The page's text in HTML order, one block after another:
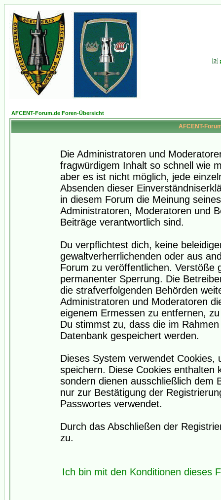
AFCENT-Forum.de Foren-Übersicht
AFCENT-
Die Administratoren und
fragwürdigem Inhalt so schnell wie
aber es ist nicht möglich, jede
Absenden dieser
in diesem Forum die Meinung
Administratoren, Moderatoren und
Beiträge verantwortlich sind.
Du verpflichtest dich, keine
gewaltverherrlichenden oder aus
Forum zu veröffentlichen. Verstöße
permanenter Sperrung. Die
die strafverfolgenden Behörden
Administratoren und Moderatoren
eigenem Ermessen zu entfernen,
Du stimmst zu, dass die im
Datenbank gespeichert werden.
Dieses System verwendet
speichern. Diese Cookies enthalten
sondern dienen ausschließlich dem
nur zur Bestätigung der
Passwortes verwendet.
Durch das Abschließen der
zu.
Ich bin mit den Konditionen dieses